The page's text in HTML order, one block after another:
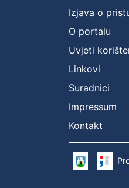
Izjava o
O portalu
Uvjeti
Linkovi
Suradnici
Impressum
Kontakt